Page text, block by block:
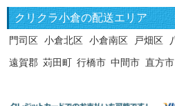
クリクラ小倉の配送エリア
門司区 小倉北区 小倉南区 戸畑区
遠賀郡 苅田町 行橋市 中間市 直方市